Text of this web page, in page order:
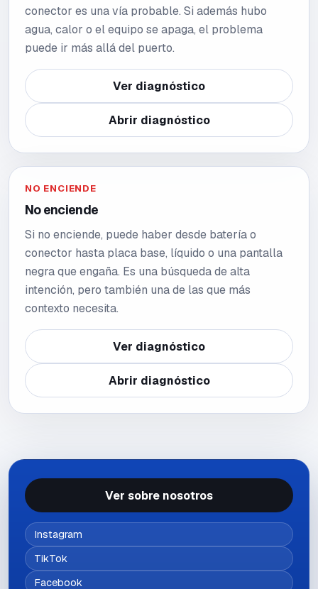
conector es una vía probable. Si además hubo
agua, calor o el equipo se apaga, el problema
puede ir más allá del puerto.
Ver diagnóstico
Abrir diagnóstico
NO ENCIENDE
No enciende
Si no enciende, puede haber desde batería o
conector hasta placa base, líquido o una pantalla
negra que engaña. Es una búsqueda de alta
intención, pero también una de las que más
contexto necesita.
Ver diagnóstico
Abrir diagnóstico
Ver sobre nosotros
Instagram
TikTok
Facebook